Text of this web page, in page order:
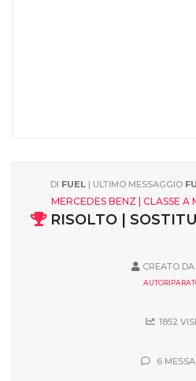
DI FUEL| ULTIMO MESSAGGIO
MERCEDES BENZ | CLASSE A
RISOLTO |
CREATO DA
1852
6